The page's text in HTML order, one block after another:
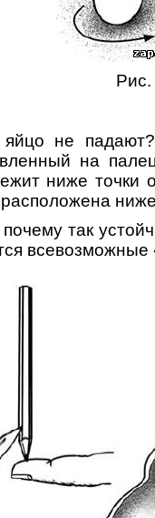
Рис.
не
на
ниже точки
так
всевозможные